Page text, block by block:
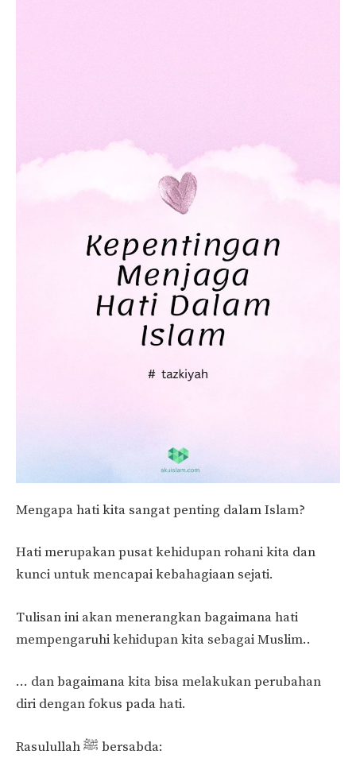
Mengapa hati kita sangat penting dalam Islam?
Hati merupakan pusat kehidupan rohani kita dan
kunci untuk mencapai kebahagiaan sejati.
Tulisan ini akan menerangkan bagaimana hati
mempengaruhi kehidupan kita sebagai Muslim..
… dan bagaimana kita bisa melakukan perubahan
diri dengan fokus pada hati.
Rasulullah ﷺ bersabda: